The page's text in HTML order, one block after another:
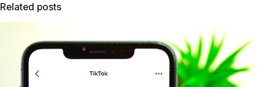
Related posts